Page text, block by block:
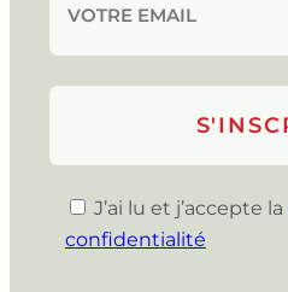
J’ai lu et j’accepte la
confidentialité